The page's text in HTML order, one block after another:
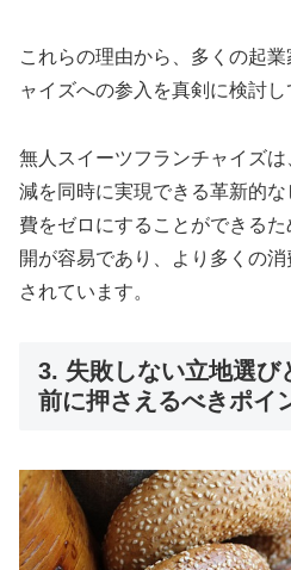
これらの理由から、多くの起
ャイズへの参入を真剣に検討し
無人スイーツフランチャイズ
減を同時に実現できる革新的
費をゼロにすることができる
開が容易であり、より多くの
されています。
3. 失敗しない立地選び
前に押さえるべきポイ